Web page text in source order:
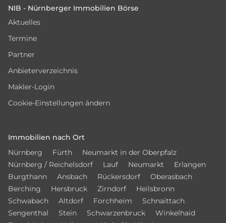
NIB - Nürnberger Immobilien Börse
Aktuelles
Termine
Partner
Anbieterverzeichnis
Makler-Login
Cookie-Einstellungen ändern
Immobilien nach Ort
Nürnberg
Fürth
Neumarkt in der Oberpfalz
Nürnberg / Reichelsdorf
Lauf Neumarkt
Erlangen
Burgthann
Ansbach Rückersdorf
Oberasbach
Berching
Hersbruck Zirndorf
Heilsbronn
Schwabach
Altdorf Forchheim
Schnaittach
Sengenthal
Stein Schwarzenbruck
Winkelhaid